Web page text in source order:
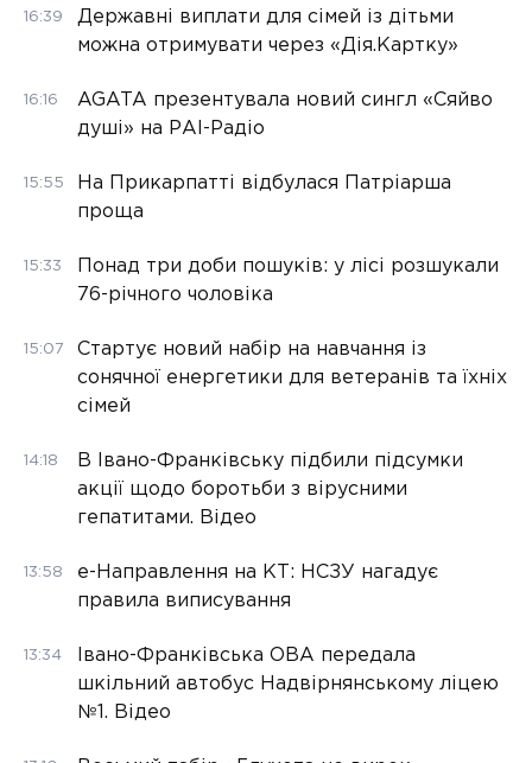
16:39
Державні виплати для сімей із дітьми
можна отримувати через «Дія.Картку»
16:16
AGATA презентувала новий сингл «Сяйво
душі» на РАІ-Радіо
15:55
На Прикарпатті відбулася Патріарша
проща
15:33
Понад три доби пошуків: у лісі розшукали
76-річного чоловіка
15:07
Стартує новий набір на навчання із
сонячної енергетики для ветеранів та їхніх
сімей
14:18
В Івано-Франківську підбили підсумки
акції щодо боротьби з вірусними
гепатитами. Відео
13:58
е-Направлення на КТ: НСЗУ нагадує
правила виписування
13:34
Івано-Франківська ОВА передала
шкільний автобус Надвірнянському ліцею
№1. Відео